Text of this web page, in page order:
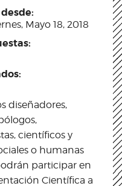
Mayo 18, 2018
diseñadores,
científicos y
o humanas
participar en
Científica a